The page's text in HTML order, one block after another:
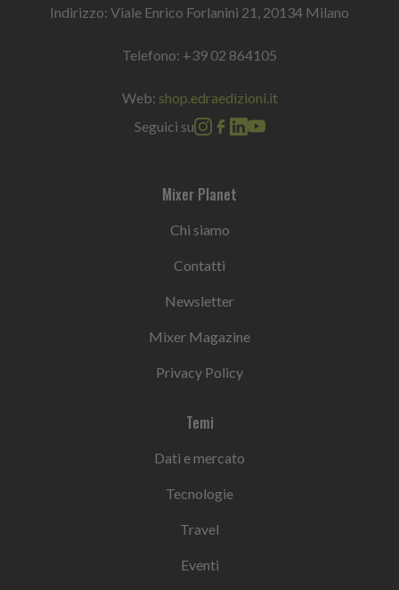
Indirizzo: Viale Enrico Forlanini 21, 20134 Milano
Telefono: +39 02 864105
Web: shop.edraedizioni.it
Seguici su
Mixer Planet
Chi siamo
Contatti
Newsletter
Mixer Magazine
Privacy Policy
Temi
Dati e mercato
Tecnologie
Travel
Eventi